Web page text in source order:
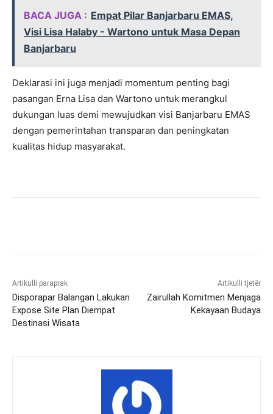
BACA JUGA : Empat Pilar Banjarbaru EMAS,
Visi Lisa Halaby - Wartono untuk Masa Depan
Banjarbaru
Deklarasi ini juga menjadi momentum penting bagi
pasangan Erna Lisa dan Wartono untuk merangkul
dukungan luas demi mewujudkan visi Banjarbaru EMAS
dengan pemerintahan transparan dan peningkatan
kualitas hidup masyarakat.
Artikulli paraprak
Disporapar Balangan Lakukan
Expose Site Plan Diempat
Destinasi Wisata
Artikulli tjetër
Zairullah Komitmen Menjaga
Kekayaan Budaya